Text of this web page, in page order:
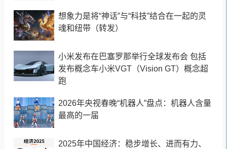
想象力是将“神话”与“科技”结合在一起的灵
魂和纽带（转发）
小米发布在巴塞罗那举行全球发布会 包括
发布概念车小米VGT（Vision GT）概念超
跑
2026年央视春晚“机器人”盘点：机器人含量
最高的一届
2025年中国经济：稳步增长、进而有力、